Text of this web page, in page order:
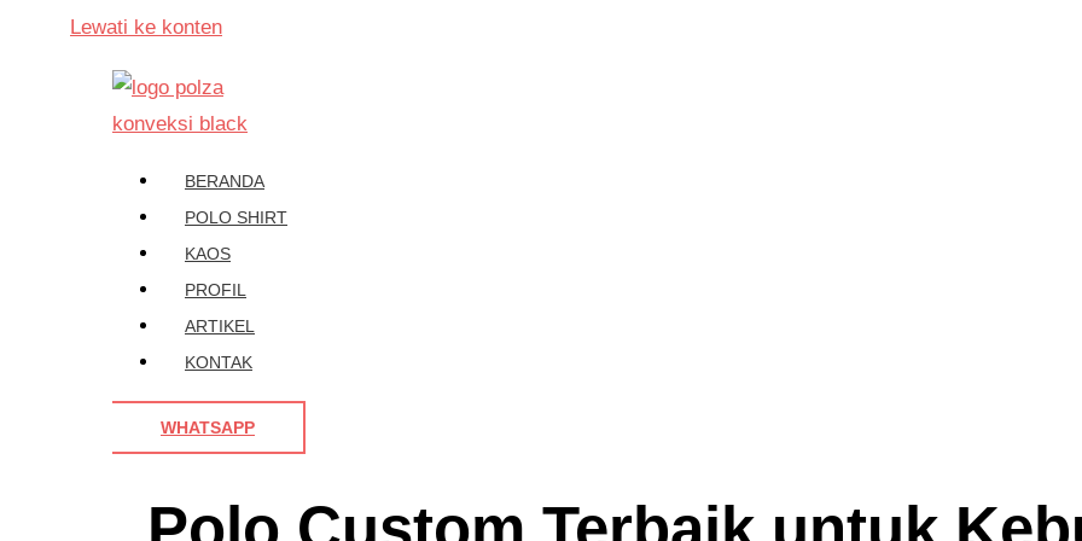
Lewati ke konten
BERANDA
POLO SHIRT
KAOS
PROFIL
ARTIKEL
KONTAK
WHATSAPP